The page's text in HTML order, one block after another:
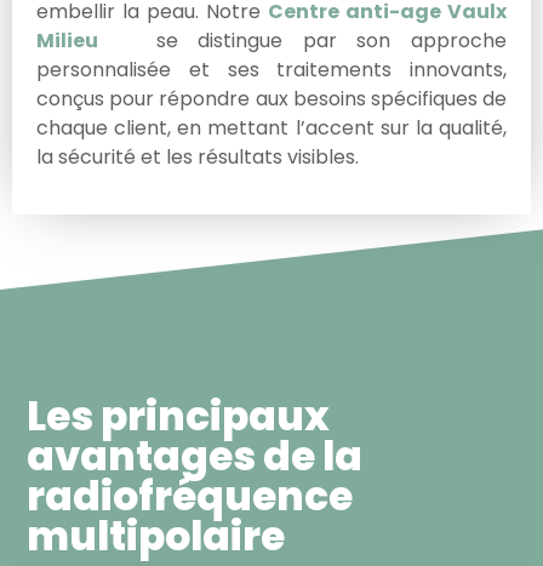
embellir la peau. Notre Centre anti-age Vaulx
Milieu
se distingue par son approche
personnalisée et ses traitements innovants,
conçus pour répondre aux besoins spécifiques de
chaque client, en mettant l’accent sur la qualité,
la sécurité et les résultats visibles.
Les principaux
avantages de la
radiofréquence
multipolaire